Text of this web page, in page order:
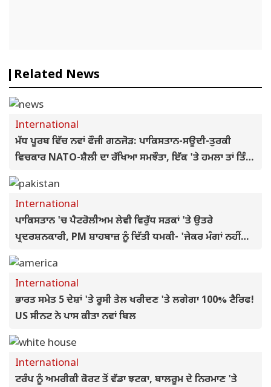
Related News
International
ਮੱਧ ਪੂਰਬ ਵਿੱਚ ਨਵਾਂ ਫੌਜੀ ਗਠਜੋੜ: ਪਾਕਿਸਤਾਨ-ਸਊਦੀ-ਤੁਰਕੀ
ਵਿਚਕਾਰ NATO-ਸ਼ੈਲੀ ਦਾ ਰੱਖਿਆ ਸਮਝੌਤਾ, ਇੱਕ 'ਤੇ ਹਮਲਾ ਤਾਂ ਤਿੰਨਾਂ
ਨੂੰ ਚੁਣੌਤੀ
International
ਪਾਕਿਸਤਾਨ 'ਚ ਪੈਟਰੋਲੀਅਮ ਲੇਵੀ ਵਿਰੁੱਧ ਸੜਕਾਂ 'ਤੇ ਉਤਰੇ
ਪ੍ਰਦਰਸ਼ਨਕਾਰੀ, PM ਸ਼ਾਹਬਾਜ਼ ਨੂੰ ਦਿੱਤੀ ਧਮਕੀ- 'ਜੇਕਰ ਮੰਗਾਂ ਨਹੀਂ
ਮੰਨੀਆਂ ਤਾਂ..
International
ਭਾਰਤ ਸਮੇਤ 5 ਦੇਸ਼ਾਂ 'ਤੇ ਰੂਸੀ ਤੇਲ ਖਰੀਦਣ 'ਤੇ ਲਗੇਗਾ 100% ਟੈਰਿਫ!
US ਸੀਨਟ ਨੇ ਪਾਸ ਕੀਤਾ ਨਵਾਂ ਬਿਲ
International
ਟਰੰਪ ਨੂੰ ਅਮਰੀਕੀ ਕੋਰਟ ਤੋਂ ਵੱਡਾ ਝਟਕਾ, ਬਾਲਰੂਮ ਦੇ ਨਿਰਮਾਣ 'ਤੇ